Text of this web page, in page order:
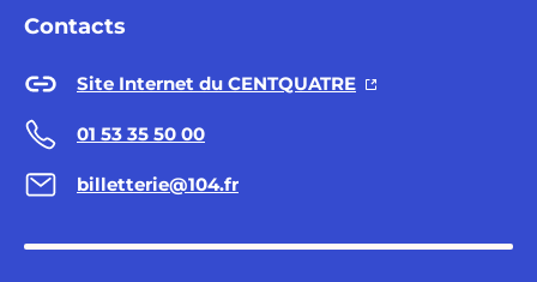
Contacts
Site Internet du CENTQUATRE
01 53 35 50 00
billetterie@104.fr